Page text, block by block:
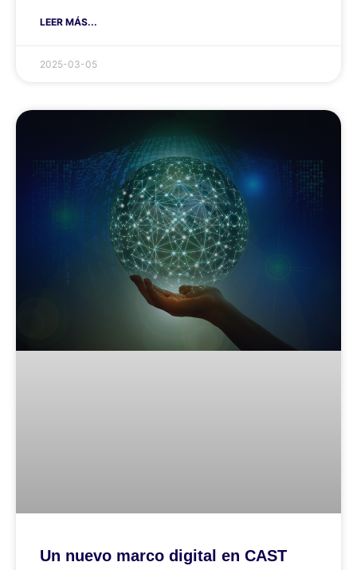
LEER MÁS...
2025-03-05
Un nuevo marco digital en CAST